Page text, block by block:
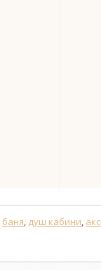
баня, душ кабини,